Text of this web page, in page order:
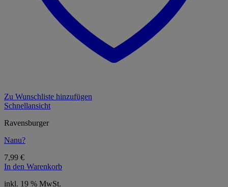
Zu Wunschliste hinzufügen
Schnellansicht
Ravensburger
Nanu?
7,99 €
In den Warenkorb
inkl. 19 % MwSt.